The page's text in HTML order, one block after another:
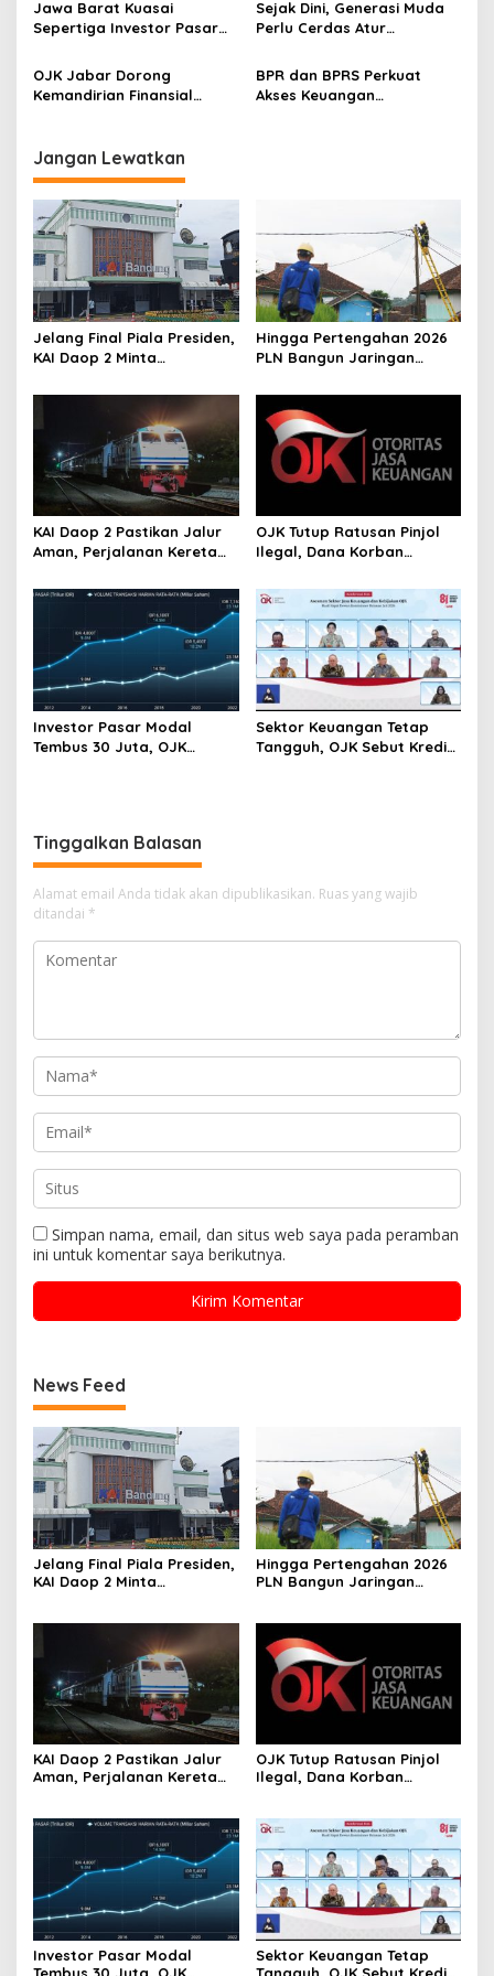
Global
Jawa Barat Kuasai
Sepertiga Investor Pasar
Tekankan Pentingnya
Investasi Cerdas
Sejak Dini, Generasi Muda
Perlu Cerdas Atur
OJK Jabar Dorong
Kemandirian Finansial
BPR dan BPRS Perkuat
Akses Keuangan
Jangan Lewatkan
Jelang Final Piala Presiden,
KAI Daop 2 Minta
Kemacetan Menuju Stasiun
Hingga Pertengahan 2026
PLN Bangun Jaringan
Barat
KAI Daop 2 Pastikan Jalur
Aman, Perjalanan Kereta
Gempa Pangandaran
OJK Tutup Ratusan Pinjol
Ilegal, Dana Korban
Berhasil Diselamatkan
Investor Pasar Modal
Tembus 30 Juta, OJK
Sektor Keuangan Tetap
Tangguh, OJK Sebut Kredit
Tinggalkan Balasan
Alamat email Anda tidak akan dipublikasikan. Ruas yang wajib
ditandai *
Simpan nama, email, dan situs web saya pada peramban
ini untuk komentar saya berikutnya.
News Feed
Jelang Final Piala Presiden,
KAI Daop 2 Minta
Hingga Pertengahan 2026
PLN Bangun Jaringan
KAI Daop 2 Pastikan Jalur
Aman, Perjalanan Kereta
OJK Tutup Ratusan Pinjol
Ilegal, Dana Korban
Investor Pasar Modal
Sektor Keuangan Tetap